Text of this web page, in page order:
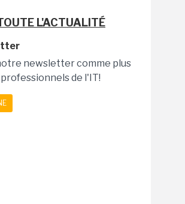
L'ACTUALITÉ
newsletter comme plus
de l'IT!